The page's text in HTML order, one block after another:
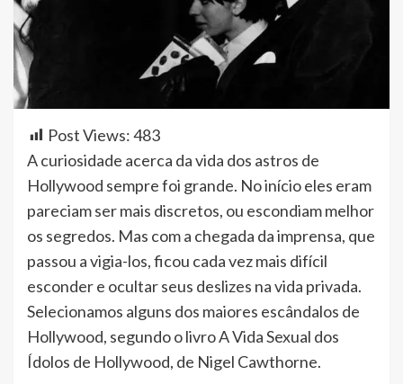
Post Views:483
A curiosidade acerca da vida dos astros de
Hollywood sempre foi grande. No início eles eram
pareciam ser mais discretos, ou escondiam melhor
os segredos. Mas com a chegada da imprensa, que
passou a vigia-los, ficou cada vez mais difícil
esconder e ocultar seus deslizes na vida privada.
Selecionamos alguns dos maiores escândalos de
Hollywood, segundo o livro A Vida Sexual dos
Ídolos de Hollywood, de Nigel Cawthorne.